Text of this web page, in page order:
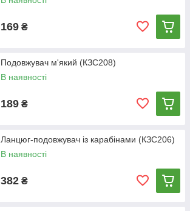
169 ₴
Подовжувач м'який (КЗС208)
В наявності
189 ₴
Ланцюг-подовжувач із карабінами (КЗС206)
В наявності
382 ₴